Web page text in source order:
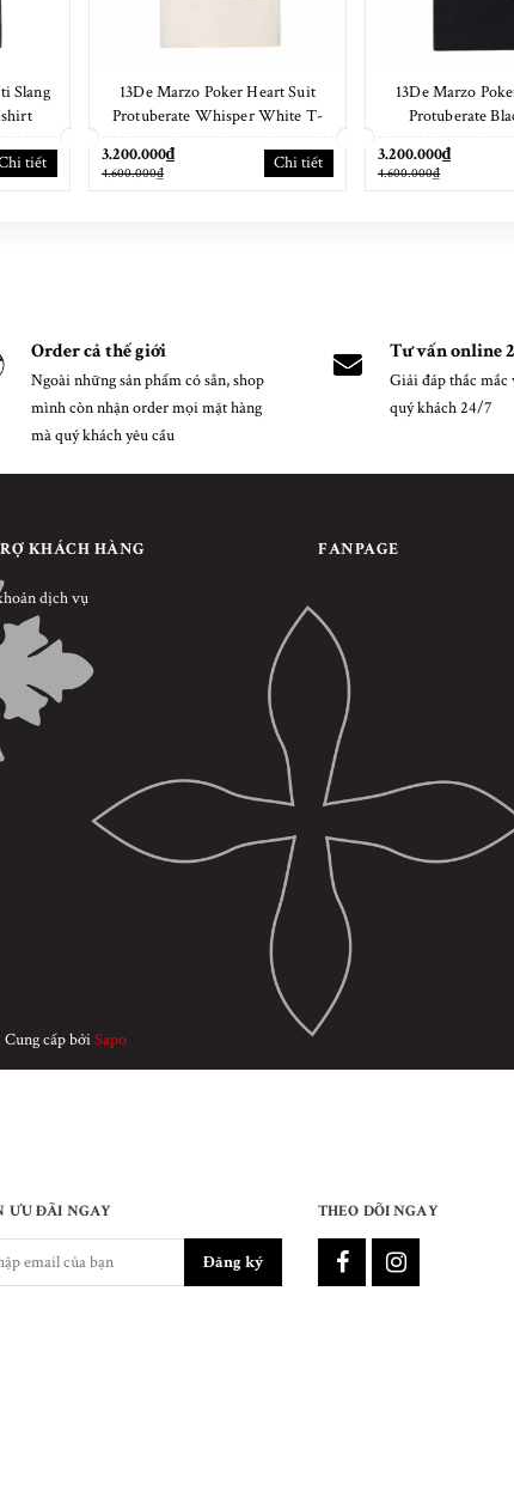
Slang
tiết
13De Marzo Poker Heart Suit
Protuberate Whisper White T-
3.200.000₫
4.600.000₫ Chi tiết
13De Marzo
Protuberate
3.200.000₫
4.600.000₫
Order cả thế giới
Ngoài những sản phẩm có sẵn, shop
mình còn nhận order mọi mặt hàng
mà quý khách yêu cầu
Tư vấn online
Giải đáp thắc mắc
quý khách 24/7
KHÁCH HÀNG
dịch vụ
FANPAGE
Cung cấp bởiSapo
ƯU ĐÃI NGAY
Đăng ký
THEO DÕI NGAY